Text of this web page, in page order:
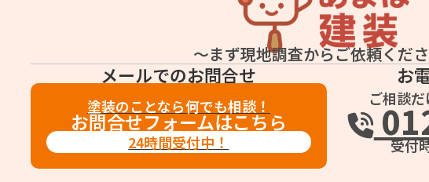
～まず現地調査からご依頼くだ
メールでのお問合せ
塗装のことなら何でも相談！
お問合せフォームはこちら
24時間受付中！
お
ご相談
受付